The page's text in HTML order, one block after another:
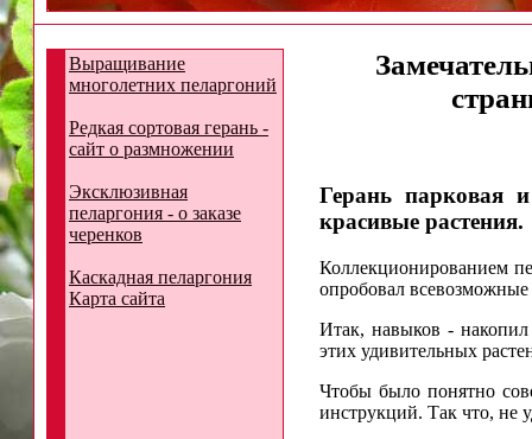
Выращивание
многолетних пеларгоний
Редкая сортовая герань -
сайт о размножении
Эксклюзивная
пеларгония - о заказе
черенков
Каскадная пеларгония
Карта сайта
Герань парковая
красивые растения.
Коллекционированием
опробовал
Итак, навыков -
этих удивительных
Чтобы было понятно
инструкций. Так что, не